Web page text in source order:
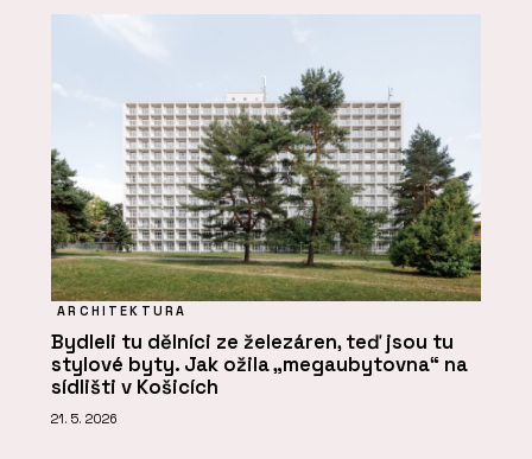
ARCHITEKTURA
Bydleli tu dělníci ze železáren, teď jsou tu
stylové byty. Jak ožila „megaubytovna“ na
sídlišti v Košicích
21. 5. 2026